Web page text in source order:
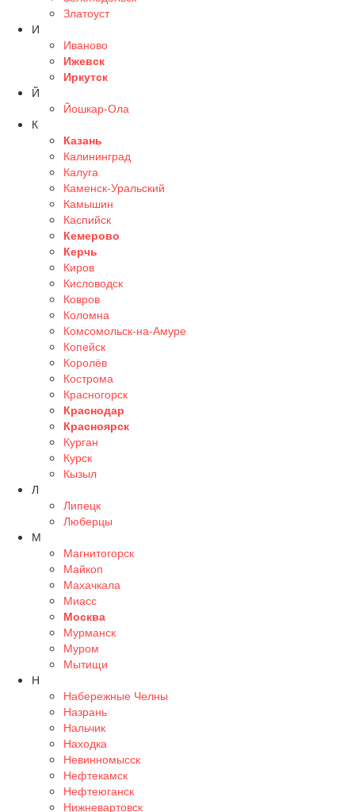
Златоуст
И
Иваново
Ижевск
Иркутск
Й
Йошкар-Ола
К
Казань
Калининград
Калуга
Каменск-Уральский
Камышин
Каспийск
Кемерово
Керчь
Киров
Кисловодск
Ковров
Коломна
Комсомольск-на-Амуре
Копейск
Королёв
Кострома
Красногорск
Краснодар
Красноярск
Курган
Курск
Кызыл
Л
Липецк
Люберцы
М
Магнитогорск
Майкоп
Махачкала
Миасс
Москва
Мурманск
Муром
Мытищи
Н
Набережные Челны
Назрань
Нальчик
Находка
Невинномысск
Нефтекамск
Нефтеюганск
Нижневартовск